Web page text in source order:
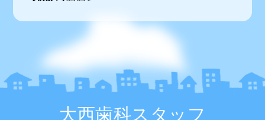
大西歯科スタッフ